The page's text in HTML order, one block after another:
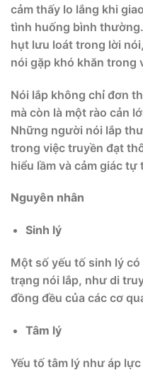
cảm thấy lo lắng khi
tình huống bình
hụt lưu loát trong lời
nói gặp khó khăn trong
Nói lắp không chỉ đơn
mà còn là một rào cản
Những người nói lắp
trong việc truyền đạt
hiểu lầm và cảm giác tự
Nguyên nhân
Sinh lý
Một số yếu tố sinh lý
trạng nói lắp, như di
đồng đều của các cơ
Tâm lý
Yếu tố tâm lý như áp